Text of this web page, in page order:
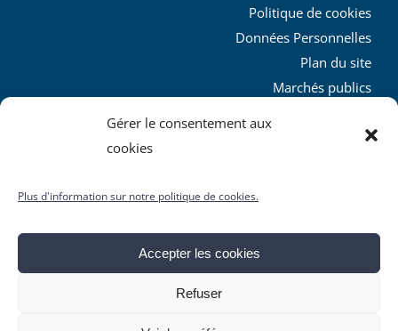
Gérer le consentement aux
cookies
Plus d'information sur notre politique de cookies.
Accepter les cookies
Refuser
Politique de cookies
Données Personnelles
Plan du site
Marchés publics
L’agglo recrute
© Copyright2026 | Produit par leSICTIAM| Tous droits
réservés